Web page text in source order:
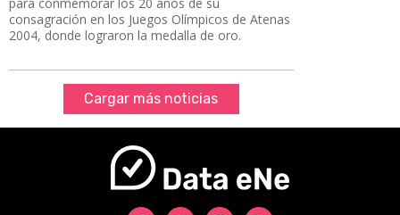
consagración en los Juegos Olímpicos de Atenas
2004, donde lograron la medalla de oro.
Cargar más noticias